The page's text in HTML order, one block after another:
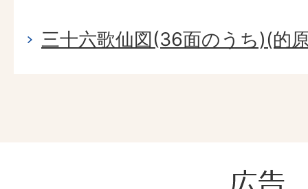
三十六歌仙図(36面のうち)(的